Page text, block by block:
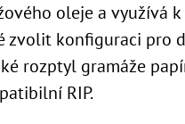
oleje a využívá
zvolit konfiguraci pro
rozptyl gramáže
RIP.